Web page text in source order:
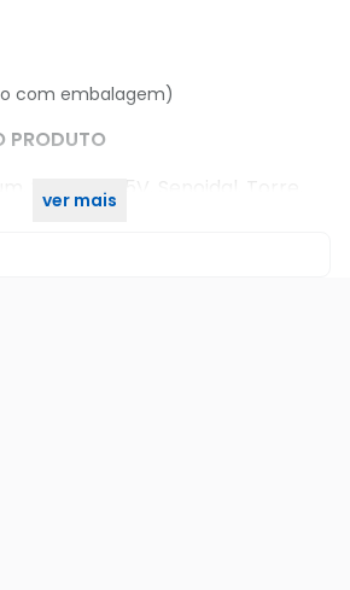
com embalagem)
PRODUTO
2200VA, 115V, Senoidal, Torre,
ver mais